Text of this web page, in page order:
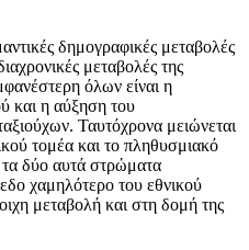
δημογραφικές μεταβολές
μεταβολές της
όλων είναι η
και η αύξηση του
Ταυτόχρονα μειώνεται
τομέα και το πληθυσμιακό
δύο αυτά στρώματα
χαμηλότερο του εθνικού
μεταβολή και στη δομή της